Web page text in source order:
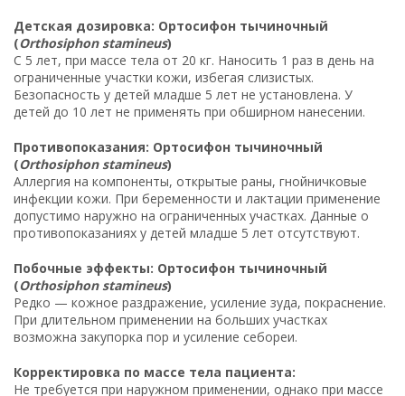
Детская дозировка: Ортосифон тычиночный
(Orthosiphon stamineus)
С 5 лет, при массе тела от 20 кг. Наносить 1 раз в день на
ограниченные участки кожи, избегая слизистых.
Безопасность у детей младше 5 лет не установлена. У
детей до 10 лет не применять при обширном нанесении.
Противопоказания: Ортосифон тычиночный
(Orthosiphon stamineus)
Аллергия на компоненты, открытые раны, гнойничковые
инфекции кожи. При беременности и лактации применение
допустимо наружно на ограниченных участках. Данные о
противопоказаниях у детей младше 5 лет отсутствуют.
Побочные эффекты: Ортосифон тычиночный
(Orthosiphon stamineus)
Редко — кожное раздражение, усиление зуда, покраснение.
При длительном применении на больших участках
возможна закупорка пор и усиление себореи.
Корректировка по массе тела пациента:
Не требуется при наружном применении, однако при массе